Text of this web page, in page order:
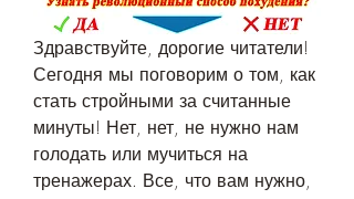
Здравствуйте, дорогие читатели!
Сегодня мы поговорим о том, как
стать стройными за считанные
минуты! Нет, нет, не нужно нам
голодать или мучиться на
тренажерах. Все, что вам нужно,